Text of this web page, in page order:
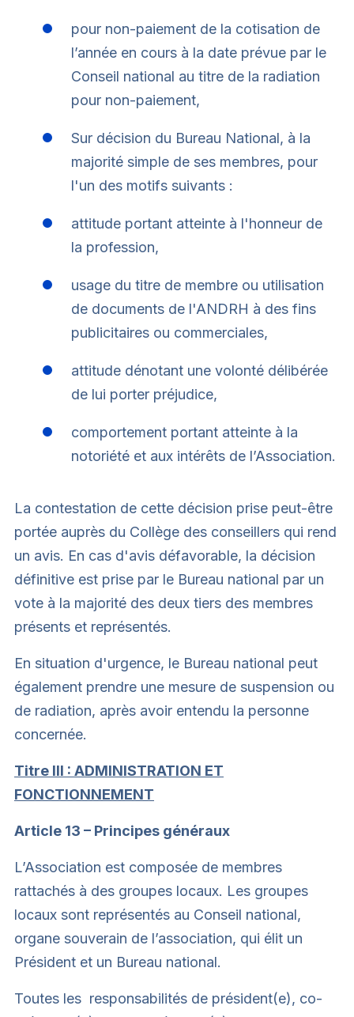
pour non-paiement de la cotisation de
l’année en cours à la date prévue par le
Conseil national au titre de la radiation
pour non-paiement,
Sur décision du Bureau National, à la
majorité simple de ses membres, pour
l'un des motifs suivants :
attitude portant atteinte à l'honneur de
la profession,
usage du titre de membre ou utilisation
de documents de l'ANDRH à des fins
publicitaires ou commerciales,
attitude dénotant une volonté délibérée
de lui porter préjudice,
comportement portant atteinte à la
notoriété et aux intérêts de l’Association.
La contestation de cette décision prise peut-être
portée auprès du Collège des conseillers qui rend
un avis. En cas d'avis défavorable, la décision
définitive est prise par le Bureau national par un
vote à la majorité des deux tiers des membres
présents et représentés.
En situation d'urgence, le Bureau national peut
également prendre une mesure de suspension ou
de radiation, après avoir entendu la personne
concernée.
Titre III : ADMINISTRATION ET
FONCTIONNEMENT
Article 13 – Principes généraux
L’Association est composée de membres
rattachés à des groupes locaux. Les groupes
locaux sont représentés au Conseil national,
organe souverain de l’association, qui élit un
Président et un Bureau national.
Toutes les responsabilités de président(e), co-